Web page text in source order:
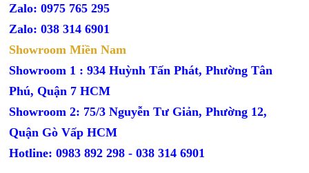
Zalo: 0975 765 295
Zalo: 038 314 6901
Showroom Miền Nam
Showroom 1 : 934 Huỳnh Tấn Phát, Phường Tân
Phú, Quận 7 HCM
Showroom 2: 75/3 Nguyễn Tư Giản, Phường 12,
Quận Gò Vấp HCM
Hotline: 0983 892 298 - 038 314 6901